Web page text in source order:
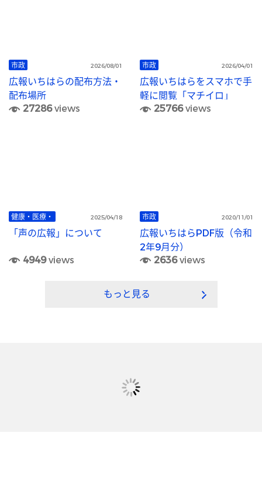
市政 2026/08/01
広報いちはらの配布方法・
配布場所
27286views
市政 2026/04/01
広報いちはらをスマホで手
軽に閲覧「マチイロ」
25766views
健康・医療・ 2025/04/18
「声の広報」について
4949views
市政 2020/11/01
広報いちはらPDF版（令和
2年9月分）
2636views
もっと見る